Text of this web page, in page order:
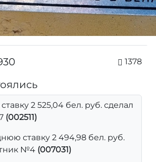
1378
2 525,04 бел. руб. сделал
(002511)
ставку 2 494,98 бел. руб.
№4 (007031)